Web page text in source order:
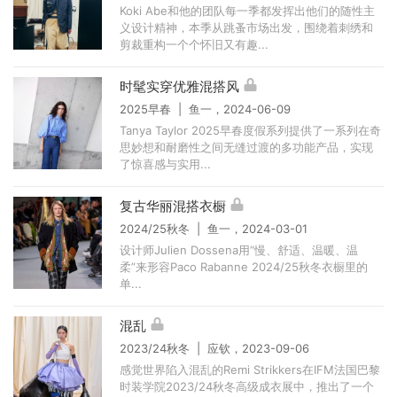
Koki Abe和他的团队每一季都发挥出他们的随性主
义设计精神，本季从跳蚤市场出发，围绕着刺绣和
剪裁重构一个个怀旧又有趣...
时髦实穿优雅混搭风
2025早春 | 鱼一，2024-06-09
Tanya Taylor 2025早春度假系列提供了一系列在奇
思妙想和耐磨性之间无缝过渡的多功能产品，实现
了惊喜感与实用...
复古华丽混搭衣橱
2024/25秋冬 | 鱼一，2024-03-01
设计师Julien Dossena用“慢、舒适、温暖、温
柔”来形容Paco Rabanne 2024/25秋冬衣橱里的
单...
混乱
2023/24秋冬 | 应钦，2023-09-06
感觉世界陷入混乱的Remi Strikkers在IFM法国巴黎
时装学院2023/24秋冬高级成衣展中，推出了一个